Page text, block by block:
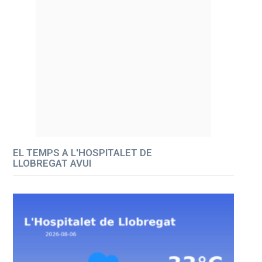
EL TEMPS A L'HOSPITALET DE
LLOBREGAT AVUI